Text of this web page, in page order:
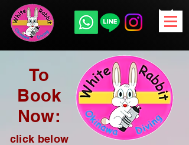
Welcome
Discover
To
Book
Now:
click below